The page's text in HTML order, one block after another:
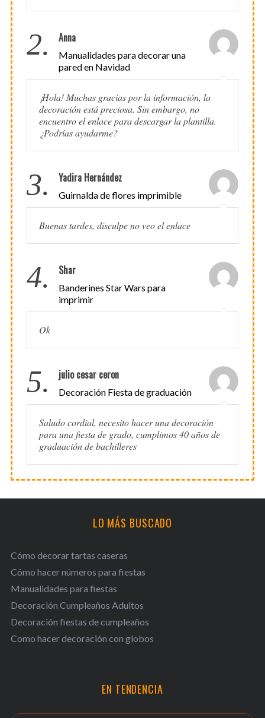
2. Anna
Manualidades para decorar una
pared en Navidad
¡Hola! Muchas gracias por la información, la
decoración está preciosa. Sin embargo, no
encuentro el enlace para descargar la plantilla.
¿Podrías ayudarme?
3. Yadira Hernández
Guirnalda de flores imprimible
Buenas tardes, disculpe no veo el enlace
4. Shar
Banderines Star Wars para
imprimir
Ok
5. julio cesar ceron
Decoración Fiesta de graduación
Saludo cordial, necesito hacer una decoración
para una fiesta de grado, cumplimos 40 años de
graduación de bachilleres
LO MÁS BUSCADO
Cómo decorar tartas caseras
Cómo hacer números para fiestas
Manualidades para fiestas
Decoración Cumpleaños Adultos
Decoración fiestas de cumpleaños
Como hacer decoración con globos
EN TENDENCIA